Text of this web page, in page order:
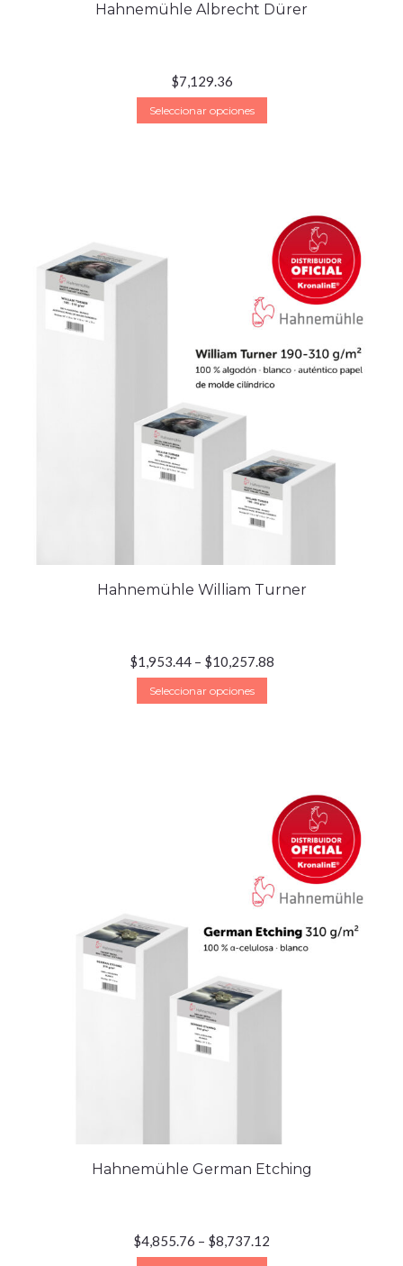
Hahnemühle Albrecht Dürer
$7,129.36
Seleccionar opciones
Hahnemühle William Turner
$1,953.44– $10,257.88
Seleccionar opciones
Hahnemühle German Etching
$4,855.76 – $8,737.12